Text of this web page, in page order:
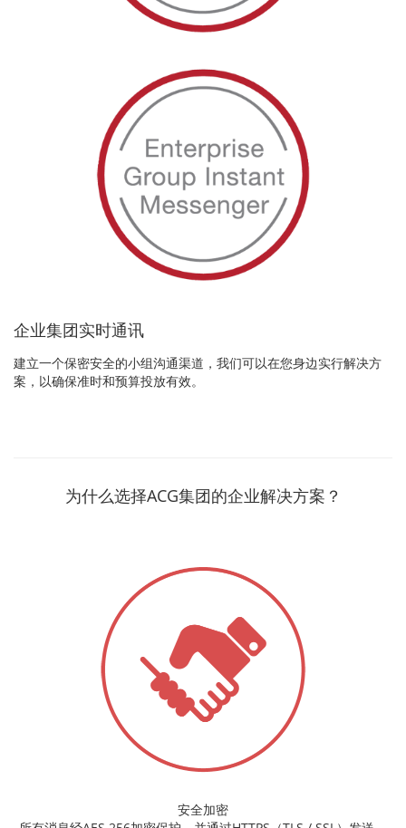
企业集团实时通讯
建立一个保密安全的小组沟通渠道，我们可以在您身边实行解决方
案，以确保准时和预算投放有效。
为什么选择ACG集团的企业解决方案？
安全加密